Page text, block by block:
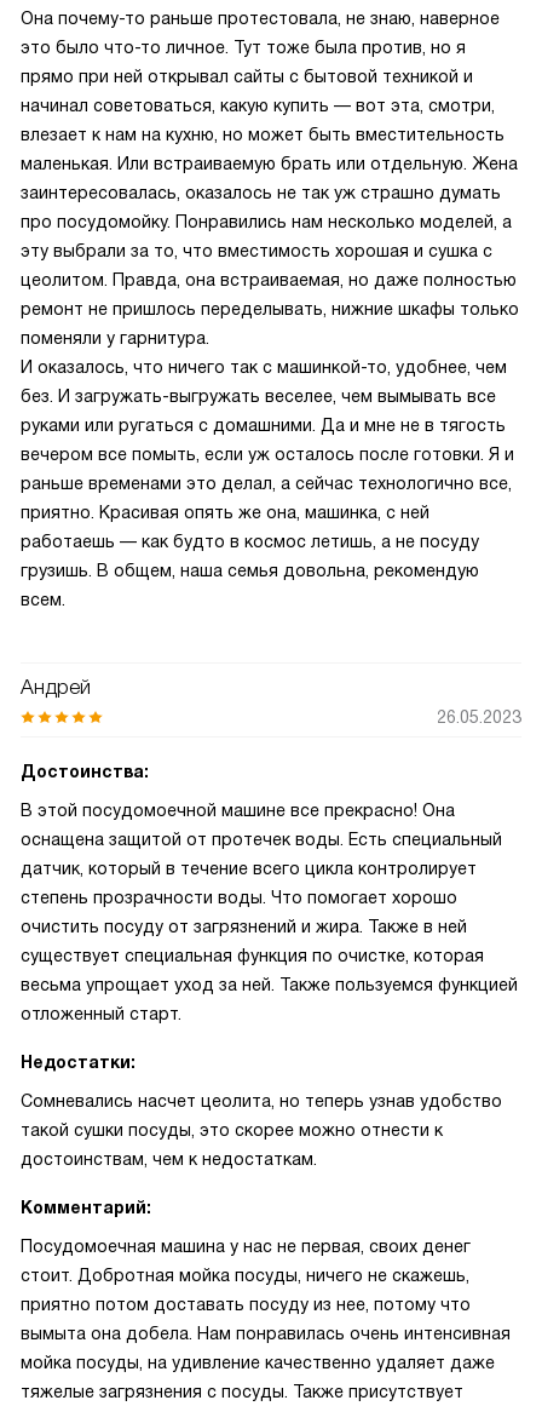
Она почему-то раньше протестовала, не знаю, наверное
это было что-то личное. Тут тоже была против, но я
прямо при ней открывал сайты с бытовой техникой и
начинал советоваться, какую купить — вот эта, смотри,
влезает к нам на кухню, но может быть вместительность
маленькая. Или встраиваемую брать или отдельную. Жена
заинтересовалась, оказалось не так уж страшно думать
про посудомойку. Понравились нам несколько моделей, а
эту выбрали за то, что вместимость хорошая и сушка с
цеолитом. Правда, она встраиваемая, но даже полностью
ремонт не пришлось переделывать, нижние шкафы только
поменяли у гарнитура.
И оказалось, что ничего так с машинкой-то, удобнее, чем
без. И загружать-выгружать веселее, чем вымывать все
руками или ругаться с домашними. Да и мне не в тягость
вечером все помыть, если уж осталось после готовки. Я и
раньше временами это делал, а сейчас технологично все,
приятно. Красивая опять же она, машинка, с ней
работаешь — как будто в космос летишь, а не посуду
грузишь. В общем, наша семья довольна, рекомендую
всем.
Андрей
26.05.2023
Достоинства:
В этой посудомоечной машине все прекрасно! Она
оснащена защитой от протечек воды. Есть специальный
датчик, который в течение всего цикла контролирует
степень прозрачности воды. Что помогает хорошо
очистить посуду от загрязнений и жира. Также в ней
существует специальная функция по очистке, которая
весьма упрощает уход за ней. Также пользуемся функцией
отложенный старт.
Недостатки:
Сомневались насчет цеолита, но теперь узнав удобство
такой сушки посуды, это скорее можно отнести к
достоинствам, чем к недостаткам.
Комментарий:
Посудомоечная машина у нас не первая, своих денег
стоит. Добротная мойка посуды, ничего не скажешь,
приятно потом доставать посуду из нее, потому что
вымыта она добела. Нам понравилась очень интенсивная
мойка посуды, на удивление качественно удаляет даже
тяжелые загрязнения с посуды. Также присутствует